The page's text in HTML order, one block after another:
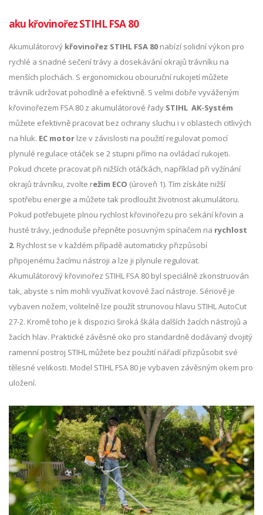
aku křovinořez STIHL FSA 80
Akumulátorový křovinořez STIHL FSA 80 nabízí solidní výkon pro
rychlé a snadné sečení trávy a dosekávání okrajů trávníku na
menších plochách. S ergonomickou obouruční rukojetí můžete
trávník udržovat pohodlně a efektivně. S velmi dobře vyváženým
křovinořezem FSA 80 z akumulátorové řady STIHL AK-Systém
můžete efektivně pracovat bez ochrany sluchu i v oblastech citlivých
na hluk. EC motor lze v závislosti na použití regulovat pomocí
plynulé regulace otáček se 2 stupni přímo na ovládací rukojeti.
Pokud chcete pracovat při nižších otáčkách, například při vyžínání
okrajů trávníku, zvolte režim ECO (úroveň 1). Tím získáte nižší
spotřebu energie a můžete tak prodloužit životnost akumulátoru.
Pokud potřebujete plnou rychlost křovinořezu pro sekání křovin a
husté trávy, jednoduše přepněte posuvným spínačem na rychlost
2. Rychlost se v každém případě automaticky přizpůsobí
připojenému žacímu nástroji a lze ji plynule regulovat.
Akumulátorový křovinořez STIHL FSA 80 byl speciálně zkonstruován
tak, abyste s ním mohli využívat kovové žací nástroje. Sériově je
vybaven nožem, volitelně lze použít strunovou hlavu STIHL AutoCut
27-2. Kromě toho je k dispozici široká škála dalších žacích nástrojů a
žacích hlav. Praktické závěsné oko pro standardně dodávaný dvojitý
ramenní postroj STIHL můžete bez použití nářadí přizpůsobit své
tělesné velikosti. Model STIHL FSA 80 je vybaven závěsným okem pro
uložení.